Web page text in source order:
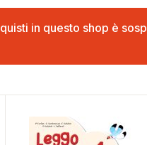
in questo shop è